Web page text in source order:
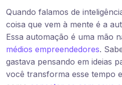
Quando falamos de
coisa que vem à mente é a
Essa automação é uma mão
médios empreendedores.
gastava pensando em ideias
você transforma esse tempo